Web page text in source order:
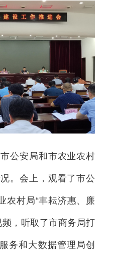
安局和市农业农村
。会上，观看了市公
农村局“丰耘济惠、廉
，听取了市商务局打
务和大数据管理局创